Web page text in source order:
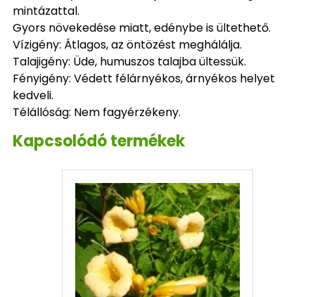
mintázattal.
Gyors növekedése miatt, edénybe is ültethető.
Vízigény: Átlagos, az öntözést meghálálja.
Talajigény: Üde, humuszos talajba ültessük.
Fényigény: Védett félárnyékos, árnyékos helyet
kedveli.
Télállóság: Nem fagyérzékeny.
Kapcsolódó termékek